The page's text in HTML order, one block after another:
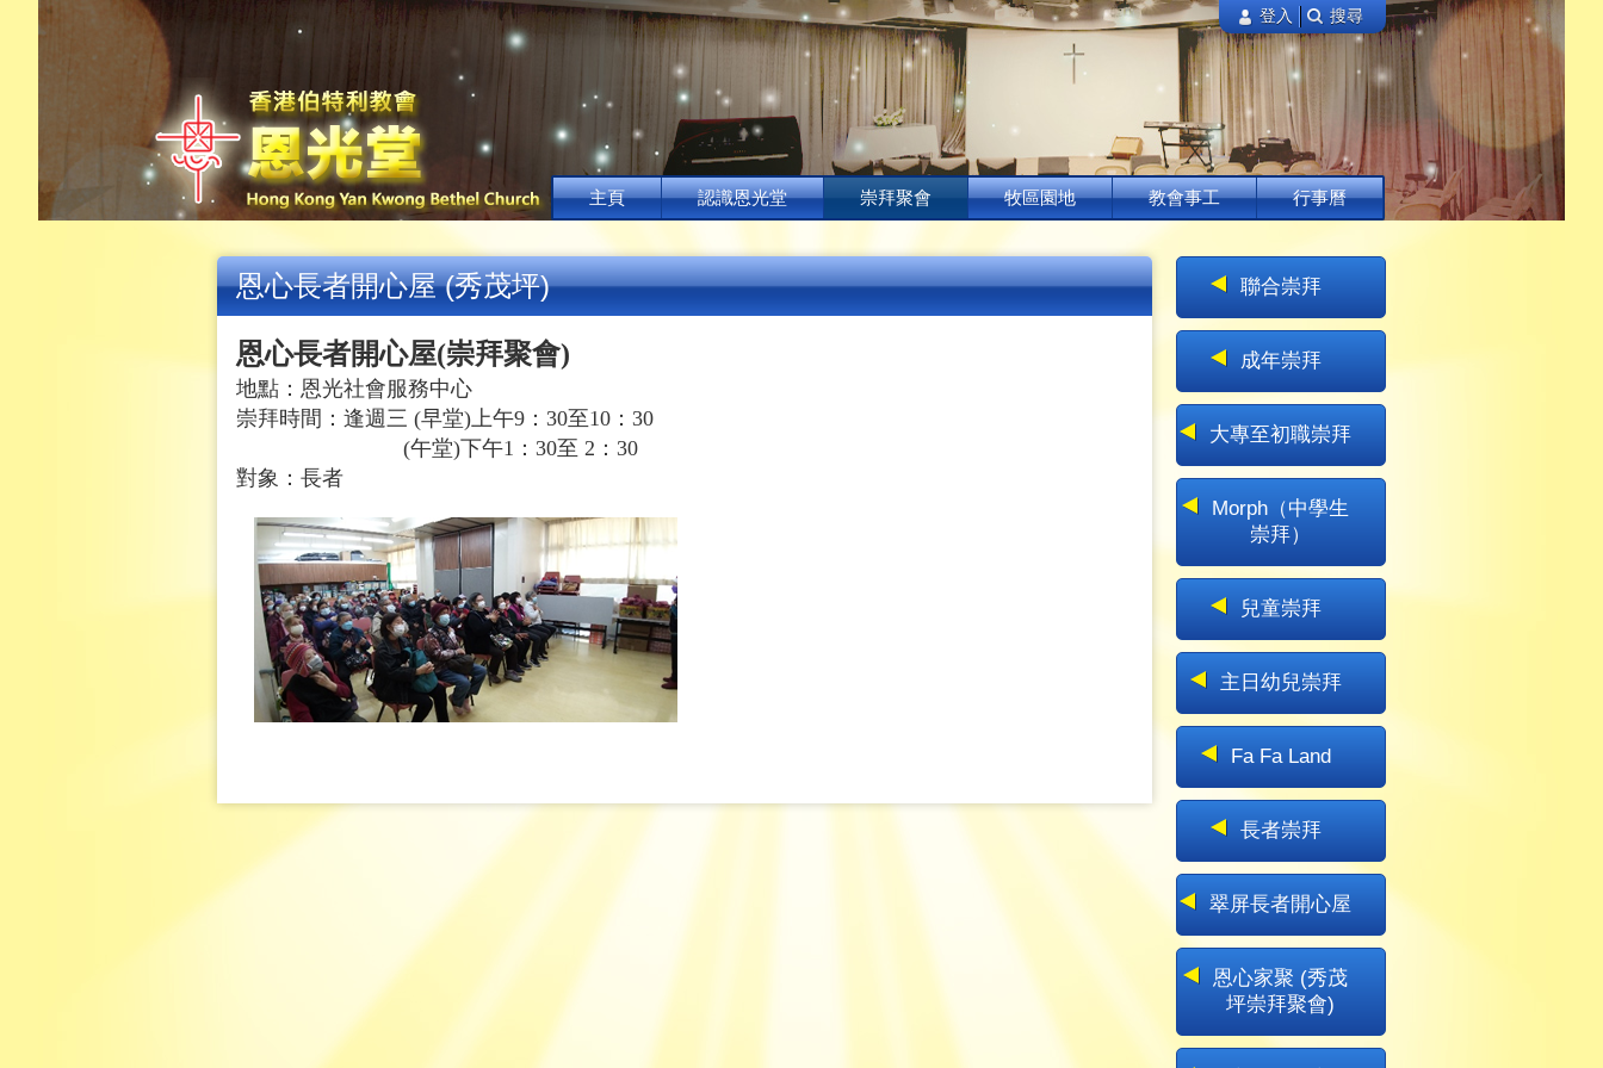
登入 搜尋
主頁 認識恩光堂 崇拜聚會 牧區園地 教會事工 行事曆
恩心長者開心屋 (秀茂坪)
恩心長者開心屋(崇拜聚會)
地點：恩光社會服務中心
崇拜時間：逢週三 (早堂)上午9： 30至10： 30
(午堂)下午1 ： 30至 2 ： 30
對象：長者
聯合崇拜
成年崇拜
大專至初職崇拜
Morph（中學生
崇拜）
兒童崇拜
主日幼兒崇拜
Fa Fa Land
長者崇拜
翠屏長者開心屋
恩心家聚 (秀茂
坪崇拜聚會)